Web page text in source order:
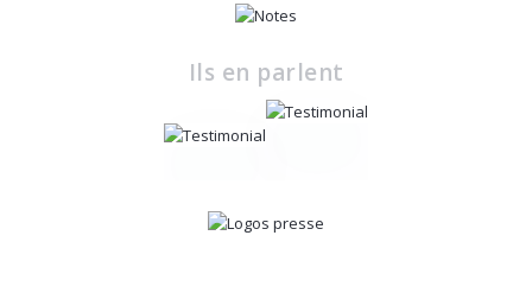
Ils en parlent